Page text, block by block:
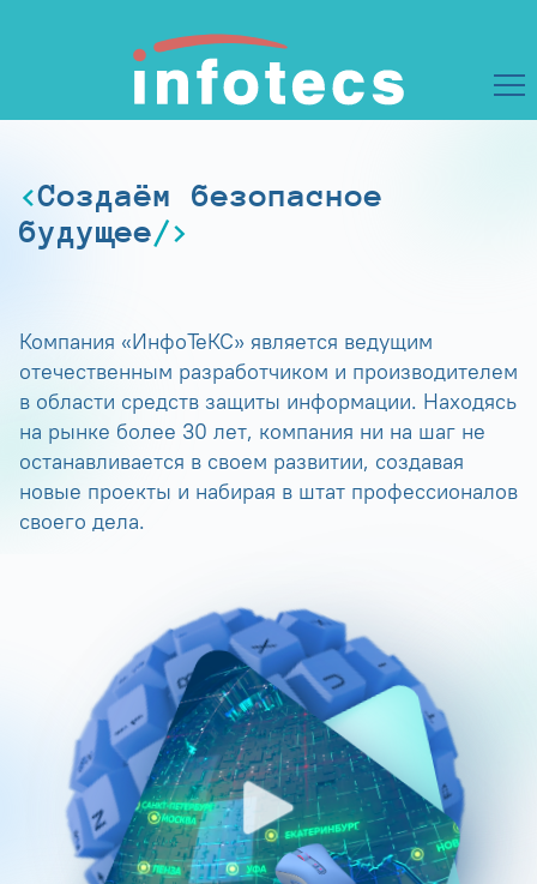
Создаём безопасное
будущее
Компания «ИнфоТеКС» является ведущим
отечественным разработчиком и производителем
в области средств защиты информации. Находясь
на рынке более 30 лет, компания ни на шаг не
останавливается в своем развитии, создавая
новые проекты и набирая в штат профессионалов
своего дела.